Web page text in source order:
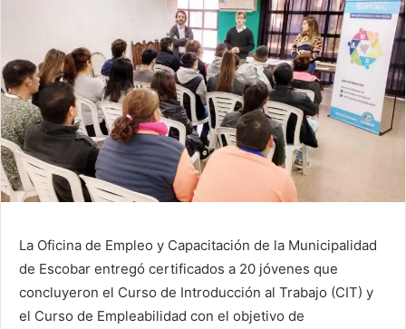
La Oficina de Empleo y Capacitación de la Municipalidad
de Escobar entregó certificados a 20 jóvenes que
concluyeron el Curso de Introducción al Trabajo (CIT) y
el Curso de Empleabilidad con el objetivo de